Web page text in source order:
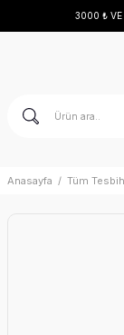
3000 ₺ VE
Anasayfa Tüm